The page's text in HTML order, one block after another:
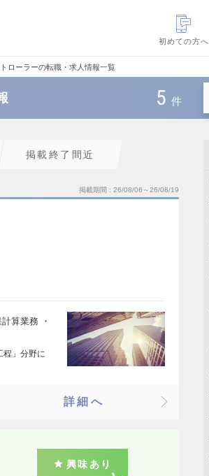
初めての方へ
ローラーの転職・求人情報一覧
5 件
掲載終了間近
掲載期間 26/08/06～26/08/19
算業務 ・
程」分野に
詳細へ
興味あり